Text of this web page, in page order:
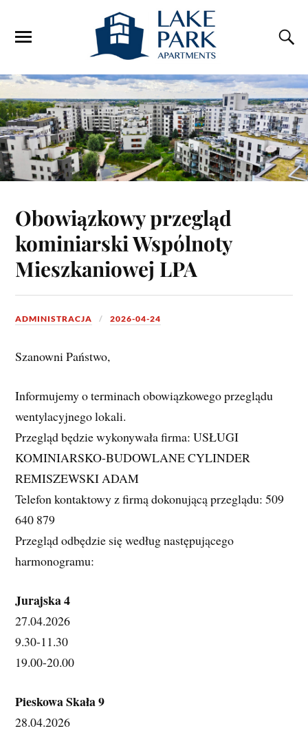
Obowiązkowy przegląd
kominiarski Wspólnoty
Mieszkaniowej LPA
ADMINISTRACJA 2026-04-24
Szanowni Państwo,
Informujemy o terminach obowiązkowego przeglądu
wentylacyjnego lokali.
Przegląd będzie wykonywała firma: USŁUGI
KOMINIARSKO-BUDOWLANE CYLINDER
REMISZEWSKI ADAM
Telefon kontaktowy z firmą dokonującą przeglądu: 509
640 879
Przegląd odbędzie się według następującego
harmonogramu:
Jurajska 4
27.04.2026
9.30-11.30
19.00-20.00
Pieskowa Skała 9
28.04.2026